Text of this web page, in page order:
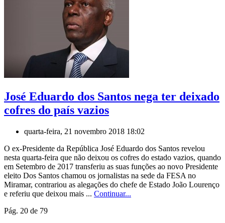
José Eduardo dos Santos nega ter deixado
cofres do país vazios
quarta-feira, 21 novembro 2018 18:02
O ex-Presidente da República José Eduardo dos Santos revelou
nesta quarta-feira que não deixou os cofres do estado vazios, quando
em Setembro de 2017 transferiu as suas funções ao novo Presidente
eleito Dos Santos chamou os jornalistas na sede da FESA no
Miramar, contrariou as alegações do chefe de Estado João Lourenço
e referiu que deixou mais ... Continuar...
Pág. 20 de 79